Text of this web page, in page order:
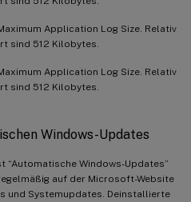
Application Log Size. Relativ
sind 512 Kilobytes.
Application Log Size. Relativ
sind 512 Kilobytes.
Windows-Updates
“Automatische Windows-Updates”
auf der Microsoft-Website
und Systemupdates. Deinstallierte